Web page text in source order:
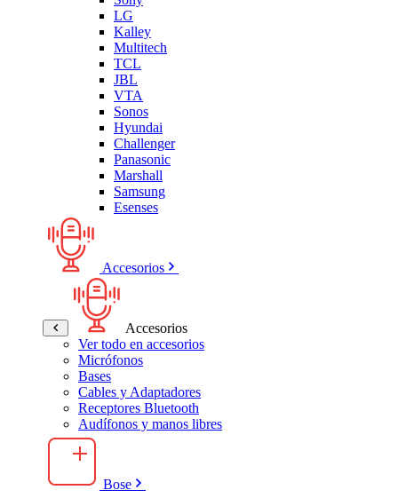
LG
Kalley
Multitech
TCL
JBL
VTA
Sonos
Hyundai
Challenger
Panasonic
Marshall
Samsung
Esenses
Accesorios
Accesorios
Ver todo en accesorios
Micrófonos
Bases
Cables y Adaptadores
Receptores Bluetooth
Audífonos y manos libres
Bose